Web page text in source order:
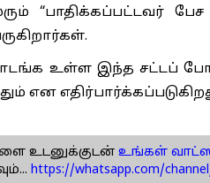
“பாதிக்கப்பட்டவர்
உள்ள இந்த சட்டப்
என
உடனுக்குடன் உங்கள்
https://whatsapp.com/